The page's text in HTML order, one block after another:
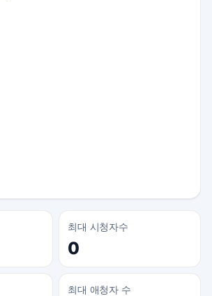
최대 시청자수
0
최대 애청자 수